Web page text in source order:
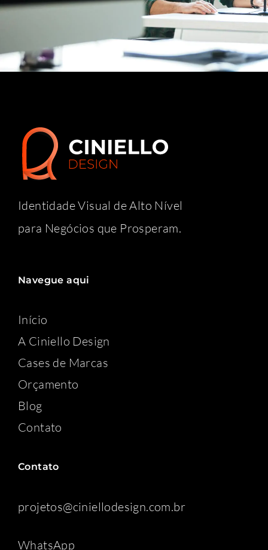
Identidade Visual de Alto Nível
para Negócios que Prosperam.
Navegue aqui
Início
A Ciniello Design
Cases de Marcas
Orçamento
Blog
Contato
Contato
projetos@ciniellodesign.com.br
WhatsApp